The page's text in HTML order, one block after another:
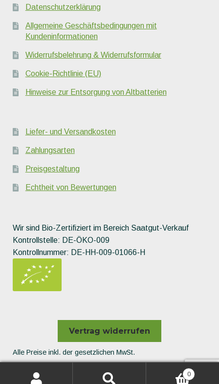
Datenschutzerklärung
Allgemeine Geschäftsbedingungen mit
Kundeninformationen
Widerrufsbelehrung & Widerrufsformular
Cookie-Richtlinie (EU)
Hinweise zur Entsorgung von Altbatterien
Liefer- und Versandkosten
Zahlungsarten
Preisgestaltung
Echtheit von Bewertungen
Wir sind Bio-Zertifiziert im Bereich Saatgut-Verkauf
Kontrollstelle: DE-ÖKO-009
Kontrollnummer: DE-HH-009-01066-H
Vertrag widerrufen
Alle Preise inkl. der gesetzlichen MwSt.
Die durchgestrichenen Preise entsprechen dem bisherigen
Preis in diesem Online-Shop.
0